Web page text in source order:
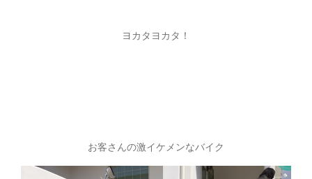
ヨカタヨカタ！
お客さんの激イケメンなバイク